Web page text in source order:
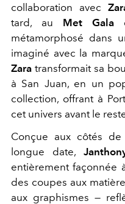
collaboration avec
tard, au Met Gala
métamorphosé dans
imaginé avec la
Zara transformait sa
à San Juan, en un
collection, offrant à
cet univers avant le
Conçue aux côtés
longue date,
entièrement façonnée
des coupes aux
aux graphismes —